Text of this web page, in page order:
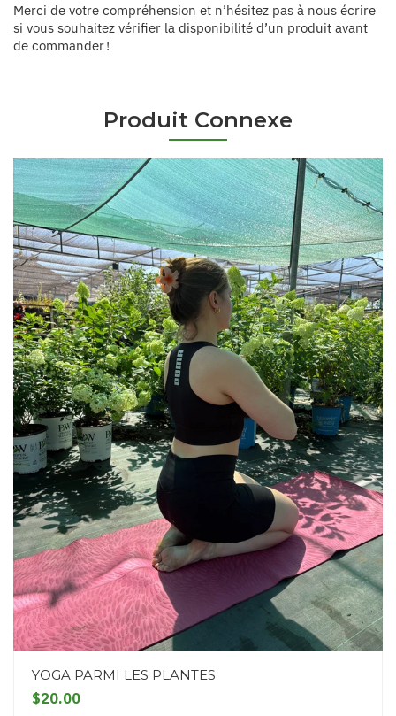
Merci de votre compréhension et n’hésitez pas à nous écrire
si vous souhaitez vérifier la disponibilité d’un produit avant
de commander !
Produit Connexe
YOGA PARMI LES PLANTES
$20.00